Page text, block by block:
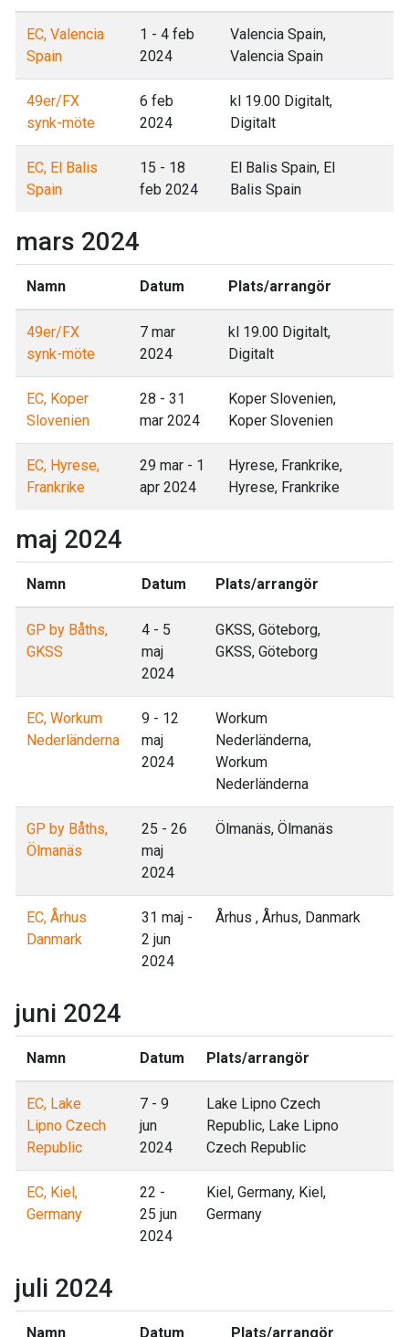
EC, Valencia
Spain
1 - 4 feb
2024
Valencia Spain,
Valencia Spain
49er/FX
synk-möte
6 feb
2024
kl 19.00 Digitalt,
Digitalt
EC, El Balis
Spain
15 - 18
feb 2024
El Balis Spain, El
Balis Spain
mars 2024
Namn Datum Plats/arrangör
49er/FX
synk-möte
7 mar
2024
kl 19.00 Digitalt,
Digitalt
EC, Koper
Slovenien
28 - 31
mar 2024
Koper Slovenien,
Koper Slovenien
EC, Hyrese,
Frankrike
29 mar - 1
apr 2024
Hyrese, Frankrike,
Hyrese, Frankrike
maj 2024
Namn Datum Plats/arrangör
GP by Båths,
GKSS
4 - 5
maj
2024
GKSS, Göteborg,
GKSS, Göteborg
EC, Workum
Nederländerna
9 - 12
maj
2024
Workum
Nederländerna,
Workum
Nederländerna
GP by Båths,
Ölmanäs
25 - 26
maj
2024
Ölmanäs, Ölmanäs
EC, Århus
Danmark
31 maj -
2 jun
2024
Århus , Århus, Danmark
juni 2024
Namn Datum Plats/arrangör
EC, Lake
Lipno Czech
Republic
7 - 9
jun
2024
Lake Lipno Czech
Republic, Lake Lipno
Czech Republic
EC, Kiel,
Germany
22 -
25 jun
2024
Kiel, Germany, Kiel,
Germany
juli 2024
Namn Datum Plats/arrangör